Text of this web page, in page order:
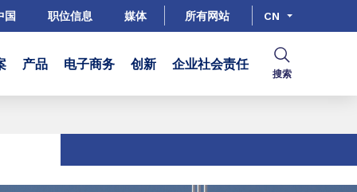
国 职位信息 媒体 所有网站 CN
产品 电子商务 创新 企业社会责任
搜索